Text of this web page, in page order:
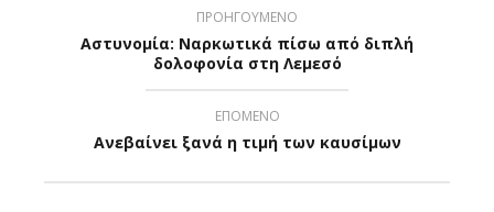
ΠΡΟΗΓΟΥΜΕΝΟ
Αστυνομία: Ναρκωτικά πίσω από διπλή
δολοφονία στη Λεμεσό
ΕΠΟΜΕΝΟ
Ανεβαίνει ξανά η τιμή των καυσίμων